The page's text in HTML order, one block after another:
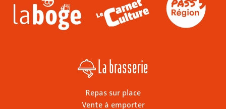
La brasserie
Repas sur place
Vente à emporter